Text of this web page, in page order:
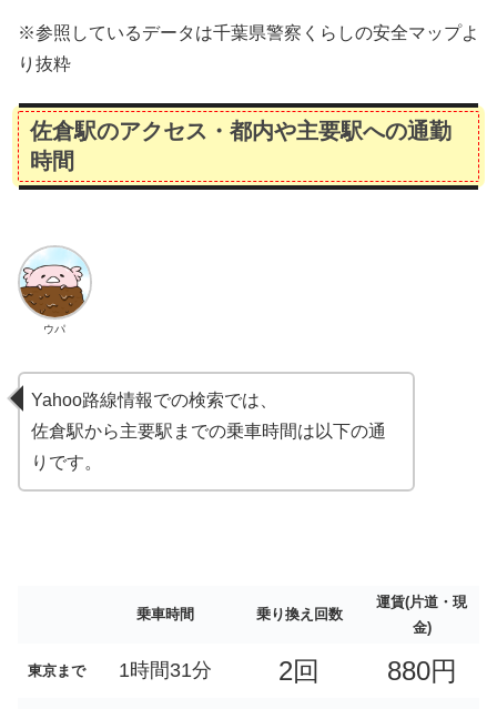
※参照しているデータは千葉県警察くらしの安全マップよ
り抜粋
佐倉駅のアクセス・都内や主要駅への通勤
時間
ウパ
Yahoo路線情報での検索では、
佐倉駅から主要駅までの乗車時間は以下の通
りです。
乗車時間 乗り換え回数
運賃(片道・現
金)
東京まで 1時間31分 2回 880円